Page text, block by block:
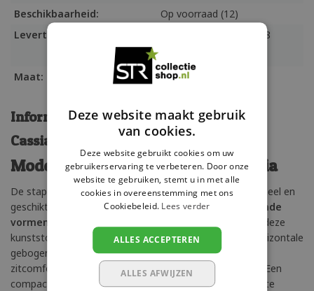
Beschikbaarheid:
Op voorraad (12)
Levertijd:
Meubeltransport max. 8
Maat:
59x82x57 cm
Informatie
Cassia armstoel
Moderne stijlvolle terrasstoel Cassia
De stapelbare Cassia terrasstoel is gemaakt uit één geheel en
geschikt voor langdurig buitengebruik. De natuurlijke
ronde
vormen
in de rugleuning, poten en armsteunen maakt deze
kunststof armstoel tot een stijlvolle buitenstoel. De horizontale
gebogen latten-structuur geeft de armstoel een perfect
zitcomfort met natuurlijke water-drainage in de zitting. Een
compacte armstoel voor buitengebruik met een robuuste
Deze website maakt gebruik
van cookies.
Deze website gebruikt cookies om uw
gebruikerservaring te verbeteren. Door onze
website te gebruiken, stemt u in met alle
cookies in overeenstemming met ons
Cookiebeleid. Lees verder
ALLES ACCEPTEREN
ALLES AFWIJZEN